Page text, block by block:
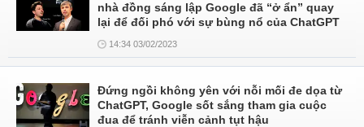
nhà đồng sáng lập Google đã “ở ẩn” quay
lại để đối phó với sự bùng nổ của ChatGPT
14:34 03/02/2023
Đứng ngồi không yên với nỗi mối đe dọa từ
ChatGPT, Google sốt sắng tham gia cuộc
đua để tránh viễn cảnh tụt hậu